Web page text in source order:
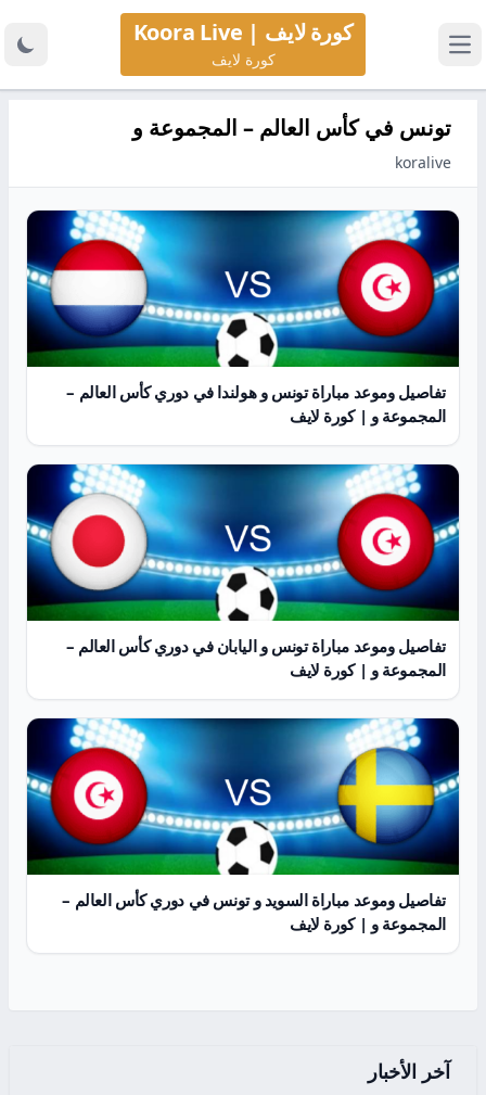
كورة لايف | Koora Live
كورة لايف
تونس في كأس العالم – المجموعة و
koralive
تفاصيل وموعد مباراة تونس و هولندا في دوري كأس العالم –
المجموعة و | كورة لايف
تفاصيل وموعد مباراة تونس و اليابان في دوري كأس العالم –
المجموعة و | كورة لايف
تفاصيل وموعد مباراة السويد و تونس في دوري كأس العالم –
المجموعة و | كورة لايف
آخر الأخبار